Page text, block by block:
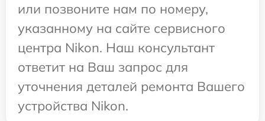
или позвоните нам по номеру,
указанному на сайте сервисного
центра Nikon. Наш консультант
ответит на Ваш запрос для
уточнения деталей ремонта Вашего
устройства Nikon.